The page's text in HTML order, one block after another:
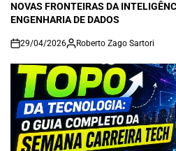
NOVAS FRONTEIRAS DA
ENGENHARIA DE DADOS
on
29/04/2026 Roberto Zago Sartori